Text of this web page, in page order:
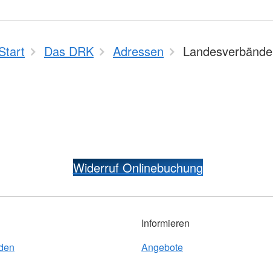
Das DRK Adressen Landesverbände
Widerruf Onlinebuchung
Informieren
Angebote